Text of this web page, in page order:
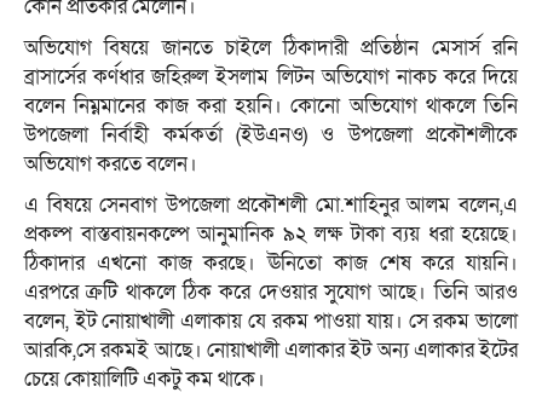
কোন প্রতিকার মেলেনি।
অভিযোগ বিষয়ে জানতে চাইলে ঠিকাদারী প্রতিষ্ঠান মেসার্স রনি
ব্রাসার্সের কর্ণধার জহিরুল ইসলাম লিটন অভিযোগ নাকচ করে দিয়ে
বলেন নিম্নমানের কাজ করা হয়নি। কোনো অভিযোগ থাকলে তিনি
উপজেলা নির্বাহী কর্মকর্তা (ইউএনও) ও উপজেলা প্রকৌশলীকে
অভিযোগ করতে বলেন।
এ বিষয়ে সেনবাগ উপজেলা প্রকৌশলী মো.শাহিনুর আলম বলেন,এ
প্রকল্প বাস্তবায়নকল্পে আনুমানিক ৯২ লক্ষ টাকা ব্যয় ধরা হয়েছে।
ঠিকাদার এখনো কাজ করছে। ঊনিতো কাজ শেষ করে যায়নি।
এরপরে ক্রটি থাকলে ঠিক করে দেওয়ার সুযোগ আছে। তিনি আরও
বলেন, ইট নোয়াখালী এলাকায় যে রকম পাওয়া যায়। সে রকম ভালো
আরকি,সে রকমই আছে। নোয়াখালী এলাকার ইট অন্য এলাকার ইটের
চেয়ে কোয়ালিটি একটু কম থাকে।